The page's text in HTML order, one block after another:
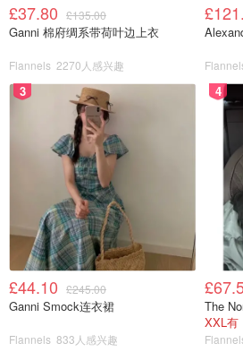
我可愛的小寶貝一轉眼已經一歲了
道怎麼走過來的，天天都在累倒的
幸福🥰看著你滿滿的笑容、期待探索
你在一起重新體驗這個世界，生活
下半年也要繼續當開心🥳可愛的小寶
心、善良的孩子👶🏻媽媽也會繼續
你❤️
£37.80 £135.00
Ganni 棉府绸系带荷叶边上衣
Flannels 2270人感兴趣
3
£44.10 £245.00
Ganni Smock连衣裙
Flannels 833人感兴趣
4
XXL有